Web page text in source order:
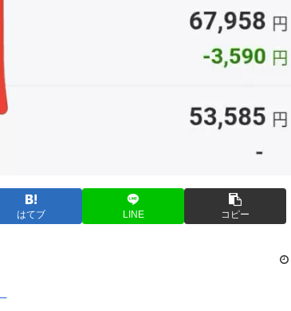
はてブ LINE コピー